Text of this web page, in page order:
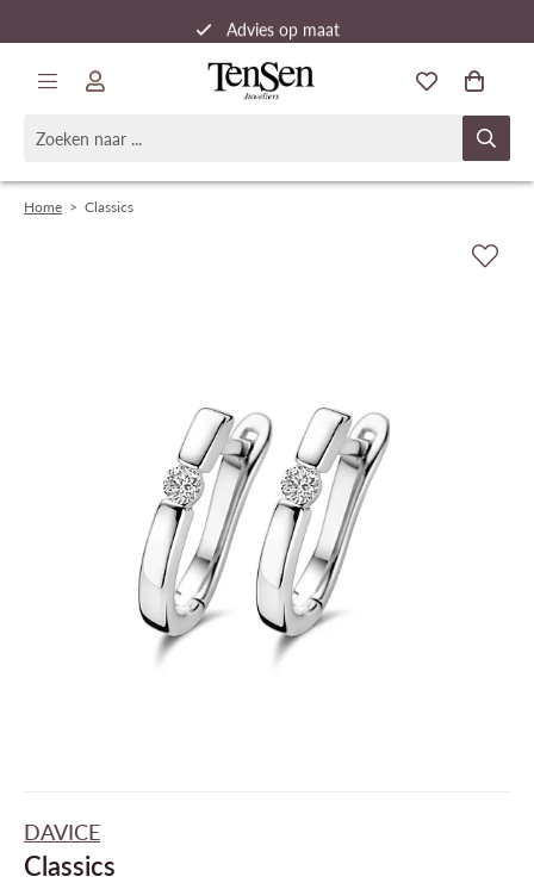
Advies op maat
Snelle verzending
Home > Classics
DAVICE
Classics